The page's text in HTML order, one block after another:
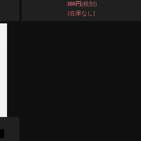
380円(税別)
[在庫なし]